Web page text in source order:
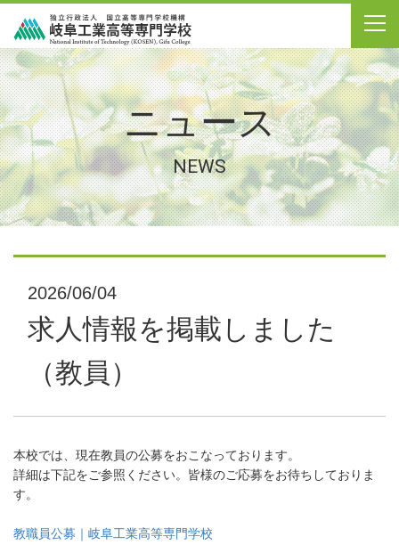
ニュース
NEWS
2026/06/04
求人情報を掲載しました
（教員）
本校では、現在教員の公募をおこなっております。
詳細は下記をご参照ください。皆様のご応募をお待ちしておりま
す。
教職員公募｜岐阜工業高等専門学校